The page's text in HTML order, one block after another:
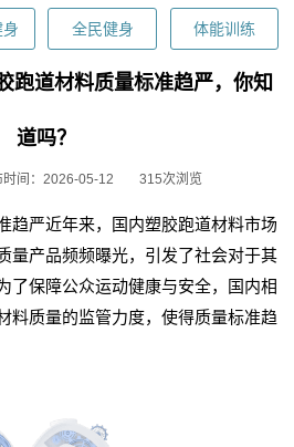
全民健身 体能训练
跑道材料质量标准趋严，你知
道吗？
时间：2026-05-12 315次浏览
趋严近年来，国内塑胶跑道材料市场
量产品频频曝光，引发了社会对于其
了保障公众运动健康与安全，国内相
料质量的监管力度，使得质量标准趋